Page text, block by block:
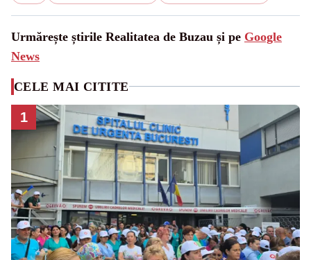
Urmărește știrile Realitatea de Buzau și pe Google
News
CELE MAI CITITE
1